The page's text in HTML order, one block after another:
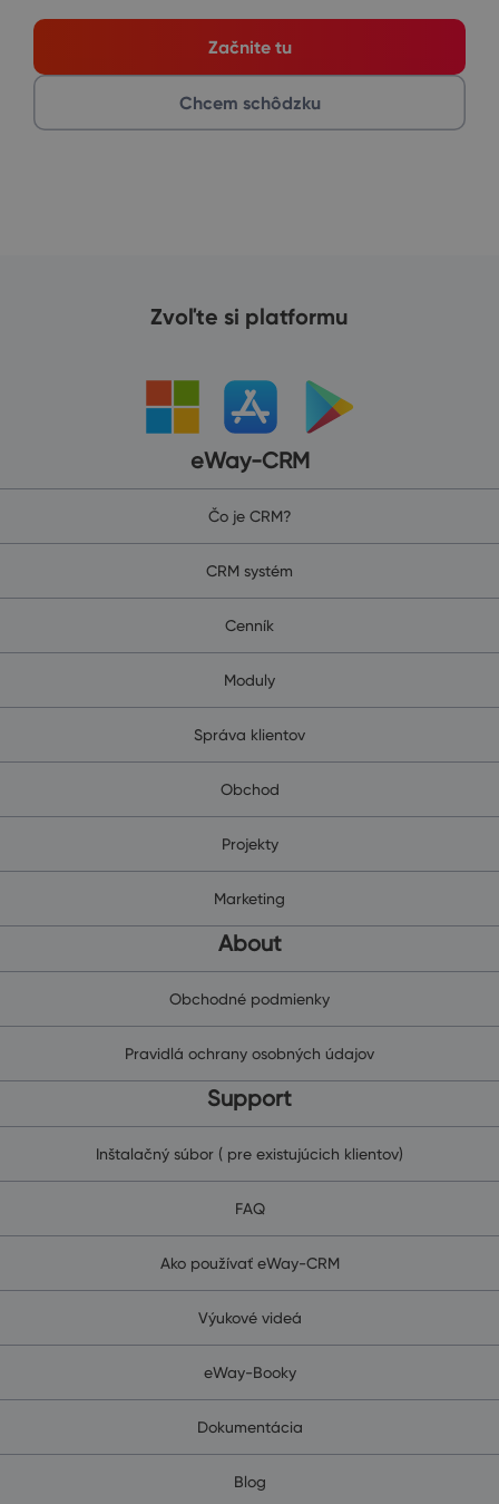
Začnite tu
Chcem schôdzku
Zvoľte si platformu
eWay-CRM
Čo je CRM?
CRM systém
Cenník
Moduly
Správa klientov
Obchod
Projekty
Marketing
About
Obchodné podmienky
Pravidlá ochrany osobných údajov
Support
Inštalačný súbor ( pre existujúcich klientov)
FAQ
Ako používať eWay-CRM
Výukové videá
eWay-Booky
Dokumentácia
Blog